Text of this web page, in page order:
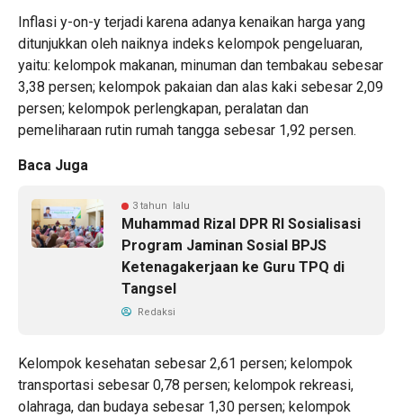
Inflasi y-on-y terjadi karena adanya kenaikan harga yang
ditunjukkan oleh naiknya indeks kelompok pengeluaran,
yaitu: kelompok makanan, minuman dan tembakau sebesar
3,38 persen; kelompok pakaian dan alas kaki sebesar 2,09
persen; kelompok perlengkapan, peralatan dan
pemeliharaan rutin rumah tangga sebesar 1,92 persen.
Baca Juga
3 tahun lalu
Muhammad Rizal DPR RI Sosialisasi
Program Jaminan Sosial BPJS
Ketenagakerjaan ke Guru TPQ di
Tangsel
Redaksi
Kelompok kesehatan sebesar 2,61 persen; kelompok
transportasi sebesar 0,78 persen; kelompok rekreasi,
olahraga, dan budaya sebesar 1,30 persen; kelompok